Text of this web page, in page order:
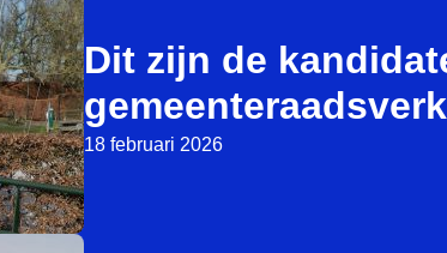
Dit zijn de
18 februari 2026